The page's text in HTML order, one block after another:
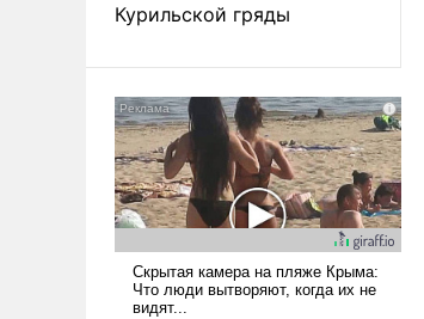
Курильской гряды